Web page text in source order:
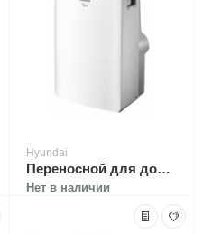
Hyundai
Переносной для дома Hyundai H-AP3-12H-UI005
Нет в наличии